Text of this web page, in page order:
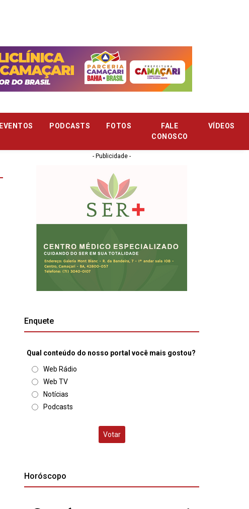
EVENTOS PODCASTS FOTOS
FALE
CONOSCO
VÍDEOS
- Publicidade -
Enquete
Qual conteúdo do nosso portal você mais gostou?
Web Rádio
Web TV
Notícias
Podcasts
Votar
Horóscopo